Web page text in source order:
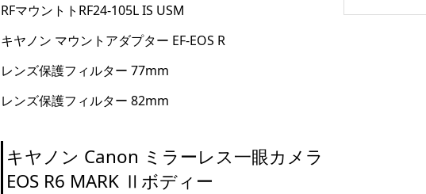
RFマウントトRF24-105L IS USM
キヤノン マウントアダプター EF-EOS R
レンズ保護フィルター 77mm
レンズ保護フィルター 82mm
キヤノン Canon ミラーレス一眼カメラ
EOS R6 MARK Ⅱボディー